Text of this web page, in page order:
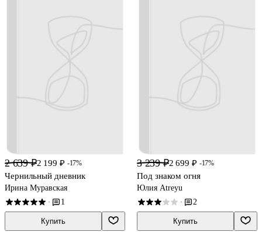
2 639 ₽2 199 ₽ -17%
Чернильный дневник
Ирина Муравская
· 1
Купить
3 239 ₽2 699 ₽ -17%
Под знаком огня
Юлия Atreyu
· 2
Купить